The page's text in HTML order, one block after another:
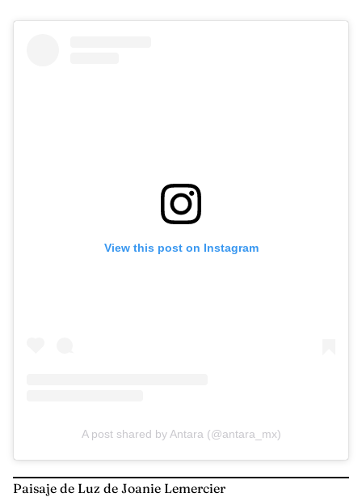
View this post on Instagram
A post shared by Antara (@antara_mx)
Paisaje de Luz de Joanie Lemercier